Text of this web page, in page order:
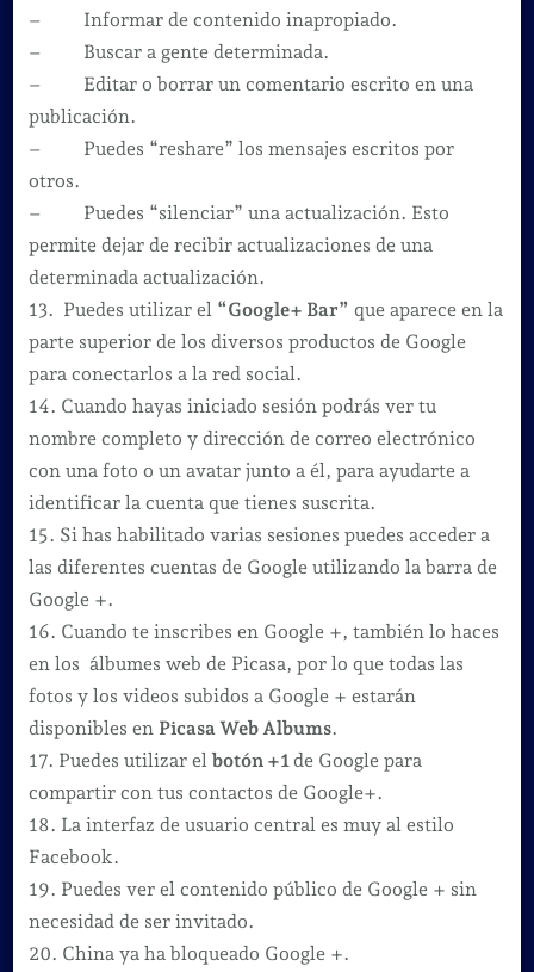
– Informar de contenido inapropiado.
– Buscar a gente determinada.
– Editar o borrar un comentario escrito en una
publicación.
– Puedes “reshare” los mensajes escritos por
otros.
– Puedes “silenciar” una actualización. Esto
permite dejar de recibir actualizaciones de una
determinada actualización.
13. Puedes utilizar el “Google+ Bar” que aparece en la
parte superior de los diversos productos de Google
para conectarlos a la red social.
14. Cuando hayas iniciado sesión podrás ver tu
nombre completo y dirección de correo electrónico
con una foto o un avatar junto a él, para ayudarte a
identificar la cuenta que tienes suscrita.
15. Si has habilitado varias sesiones puedes acceder a
las diferentes cuentas de Google utilizando la barra de
Google +.
16. Cuando te inscribes en Google +, también lo haces
en los álbumes web de Picasa, por lo que todas las
fotos y los videos subidos a Google + estarán
disponibles en Picasa Web Albums.
17. Puedes utilizar el botón +1 de Google para
compartir con tus contactos de Google+.
18. La interfaz de usuario central es muy al estilo
Facebook.
19. Puedes ver el contenido público de Google + sin
necesidad de ser invitado.
20. China ya ha bloqueado Google +.